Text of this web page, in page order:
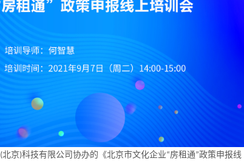
(北京)科技有限公司协办的《北京市文化企业“房租通”政策申报线